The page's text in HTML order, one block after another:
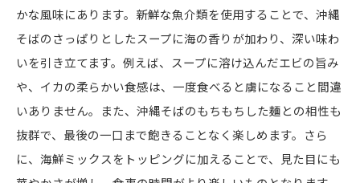
深い味わいを引き立てる海の香り
沖縄そばと海の香りが作り出す味の楽しさ
海の香りが深める沖縄そばの素朴な風味
沖縄そばの味わいを海の香りで高める
海の香りを活かした沖縄そばの新しい魅力
沖縄そばファン必見！海鮮ミックスの新提案
かな風味にあります。新鮮な魚介類を使用することで、沖縄
そばのさっぱりとしたスープに海の香りが加わり、深い味わ
いを引き立てます。例えば、スープに溶け込んだエビの旨み
や、イカの柔らかい食感は、一度食べると虜になること間違
いありません。また、沖縄そばのもちもちした麺との相性も
抜群で、最後の一口まで飽きることなく楽しめます。さら
に、海鮮ミックスをトッピングに加えることで、見た目にも